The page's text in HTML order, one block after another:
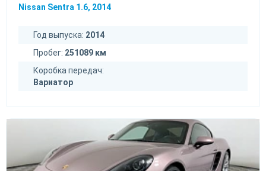
Nissan Sentra 1.6, 2014
Год выпуска: 2014
Пробег: 251089 км
Коробка передач:
Вариатор